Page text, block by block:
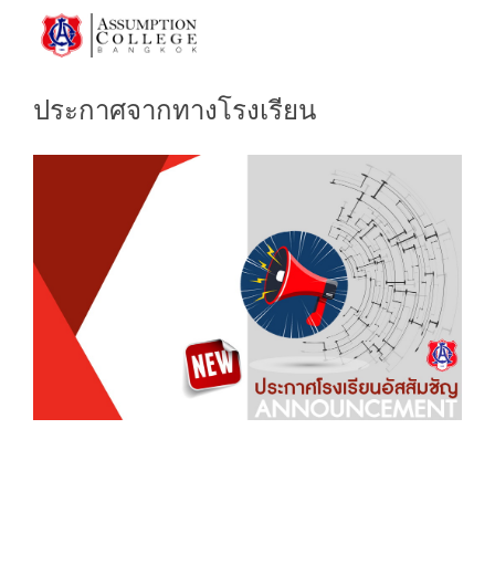
Previous
ประกาศจากทางโรงเรียน